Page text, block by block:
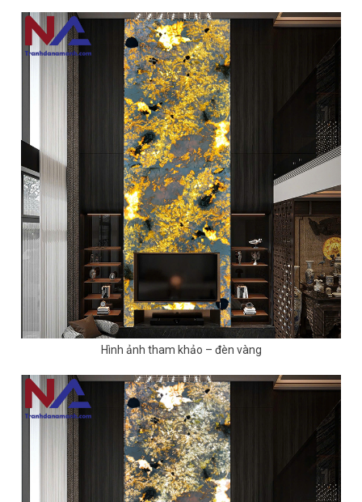
Hình ảnh tham khảo – đèn vàng